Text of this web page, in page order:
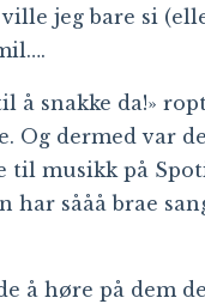
jeg bare si
å snakke da!»
Og dermed var
til musikk på
har sååå brae
å høre på dem